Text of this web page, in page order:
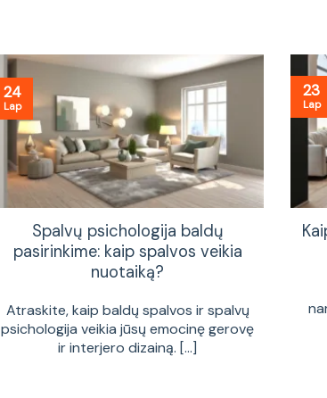
Spalvų psichologija baldų
pasirinkime: kaip spalvos veikia
nuotaiką?
Atraskite, kaip baldų spalvos ir spalvų
psichologija veikia jūsų emocinę gerovę
ir interjero dizainą. [...]
24
Lap
23
Lap